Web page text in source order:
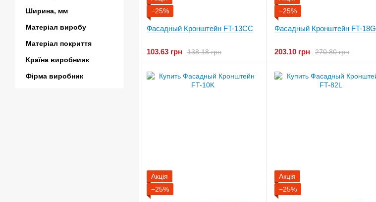
−25%
Фасадный Кронштейн FT-13CC
138.18 грн
103.63 грн
−25%
Фасадный Кронштейн FT-18G
270.80 грн
203.10 грн
Акція
−25%
Акція
−25%
Ширина, мм
Матеріал виробу
Матеріал покриття
Країна виробниик
Фірма виробник